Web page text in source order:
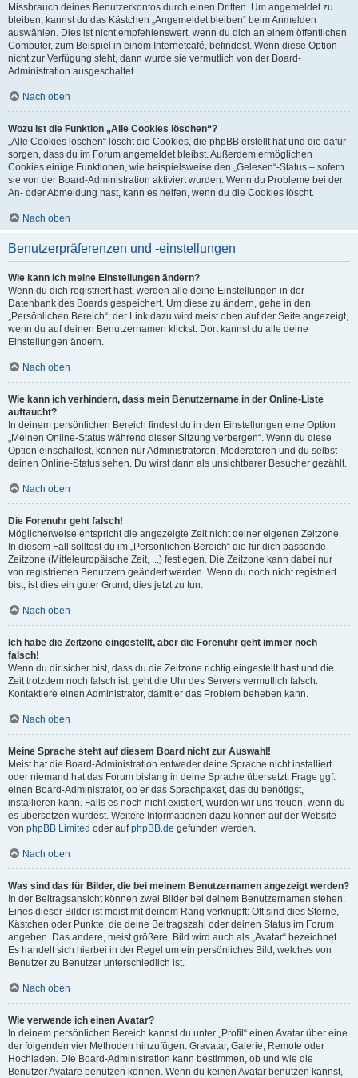
Missbrauch deines Benutzerkontos durch einen Dritten. Um angemeldet zu
bleiben, kannst du das Kästchen „Angemeldet bleiben“ beim Anmelden
auswählen. Dies ist nicht empfehlenswert, wenn du dich an einem öffentlichen
Computer, zum Beispiel in einem Internetcafé, befindest. Wenn diese Option
nicht zur Verfügung steht, dann wurde sie vermutlich von der Board-
Administration ausgeschaltet.
Nach oben
Wozu ist die Funktion „Alle Cookies löschen“?
„Alle Cookies löschen“ löscht die Cookies, die phpBB erstellt hat und die dafür
sorgen, dass du im Forum angemeldet bleibst. Außerdem ermöglichen
Cookies einige Funktionen, wie beispielsweise den „Gelesen“-Status – sofern
sie von der Board-Administration aktiviert wurden. Wenn du Probleme bei der
An- oder Abmeldung hast, kann es helfen, wenn du die Cookies löscht.
Nach oben
Benutzerpräferenzen und -einstellungen
Wie kann ich meine Einstellungen ändern?
Wenn du dich registriert hast, werden alle deine Einstellungen in der
Datenbank des Boards gespeichert. Um diese zu ändern, gehe in den
„Persönlichen Bereich“; der Link dazu wird meist oben auf der Seite angezeigt,
wenn du auf deinen Benutzernamen klickst. Dort kannst du alle deine
Einstellungen ändern.
Nach oben
Wie kann ich verhindern, dass mein Benutzername in der Online-Liste
auftaucht?
In deinem persönlichen Bereich findest du in den Einstellungen eine Option
„Meinen Online-Status während dieser Sitzung verbergen“. Wenn du diese
Option einschaltest, können nur Administratoren, Moderatoren und du selbst
deinen Online-Status sehen. Du wirst dann als unsichtbarer Besucher gezählt.
Nach oben
Die Forenuhr geht falsch!
Möglicherweise entspricht die angezeigte Zeit nicht deiner eigenen Zeitzone.
In diesem Fall solltest du im „Persönlichen Bereich“ die für dich passende
Zeitzone (Mitteleuropäische Zeit, ...) festlegen. Die Zeitzone kann dabei nur
von registrierten Benutzern geändert werden. Wenn du noch nicht registriert
bist, ist dies ein guter Grund, dies jetzt zu tun.
Nach oben
Ich habe die Zeitzone eingestellt, aber die Forenuhr geht immer noch
falsch!
Wenn du dir sicher bist, dass du die Zeitzone richtig eingestellt hast und die
Zeit trotzdem noch falsch ist, geht die Uhr des Servers vermutlich falsch.
Kontaktiere einen Administrator, damit er das Problem beheben kann.
Nach oben
Meine Sprache steht auf diesem Board nicht zur Auswahl!
Meist hat die Board-Administration entweder deine Sprache nicht installiert
oder niemand hat das Forum bislang in deine Sprache übersetzt. Frage ggf.
einen Board-Administrator, ob er das Sprachpaket, das du benötigst,
installieren kann. Falls es noch nicht existiert, würden wir uns freuen, wenn du
es übersetzen würdest. Weitere Informationen dazu können auf der Website
von phpBB Limited oder aufphpBB.de gefunden werden.
Nach oben
Was sind das für Bilder, die bei meinem Benutzernamen angezeigt werden?
In der Beitragsansicht können zwei Bilder bei deinem Benutzernamen stehen.
Eines dieser Bilder ist meist mit deinem Rang verknüpft: Oft sind dies Sterne,
Kästchen oder Punkte, die deine Beitragszahl oder deinen Status im Forum
angeben. Das andere, meist größere, Bild wird auch als „Avatar“ bezeichnet.
Es handelt sich hierbei in der Regel um ein persönliches Bild, welches von
Benutzer zu Benutzer unterschiedlich ist.
Nach oben
Wie verwende ich einen Avatar?
In deinem persönlichen Bereich kannst du unter „Profil“ einen Avatar über eine
der folgenden vier Methoden hinzufügen: Gravatar, Galerie, Remote oder
Hochladen. Die Board-Administration kann bestimmen, ob und wie die
Benutzer Avatare benutzen können. Wenn du keinen Avatar benutzen kannst,